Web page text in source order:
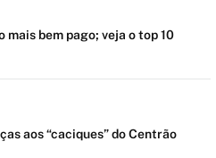
bem pago; veja o top 10
aos “caciques” do Centrão